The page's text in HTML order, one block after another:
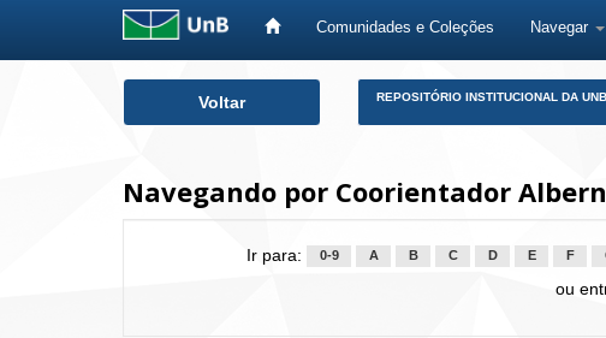
Comunidades e Coleções Navegar
Voltar REPOSITÓRIO INSTITUCIONAL DA UNB
Navegando por Coorientador
Ir para: 0-9 A B C D E F
ou